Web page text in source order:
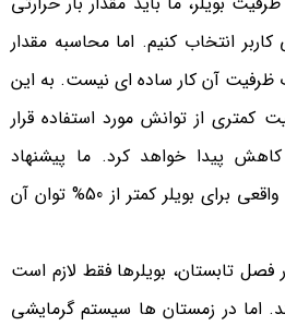
کاربر انتخاب کنیم. اما محاسبه مقدار
ظرفیت آن کار ساده ای نیست. به این
کمتری از توانش مورد استفاده قرار
کاهش پیدا خواهد کرد. ما پیشنهاد
میکنیم که مقدار بار حرارتی واقعی برای بویلر کمتر از 50% توان آن
فصل تابستان، بویلرها فقط لازم است
اما در زمستان ها سیستم گرمایشی